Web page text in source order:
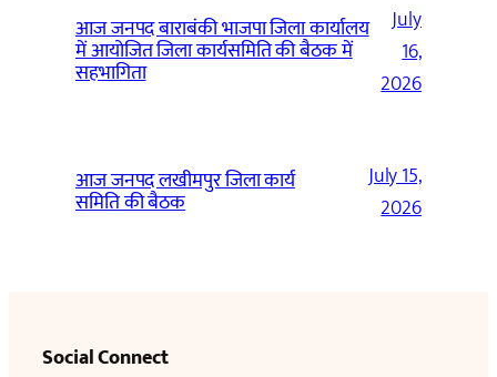
आज जनपद बाराबंकी भाजपा जिला कार्यालय
में आयोजित जिला कार्यसमिति की बैठक में
सहभागिता
July
16,
2026
आज जनपद लखीमपुर जिला कार्य
समिति की बैठक
July 15,
2026
Social Connect